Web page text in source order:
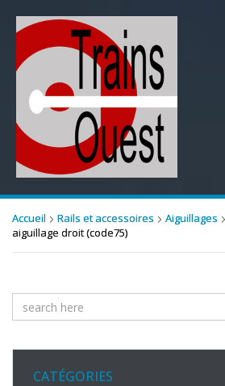
Accueil Rails et accessoires Aiguillages
aiguillage droit (code75)
CATÉGORIES